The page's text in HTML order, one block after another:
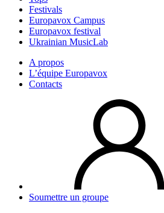
Festivals
Europavox Campus
Europavox festival
Ukrainian MusicLab
A propos
L’équipe Europavox
Contacts
Soumettre un groupe